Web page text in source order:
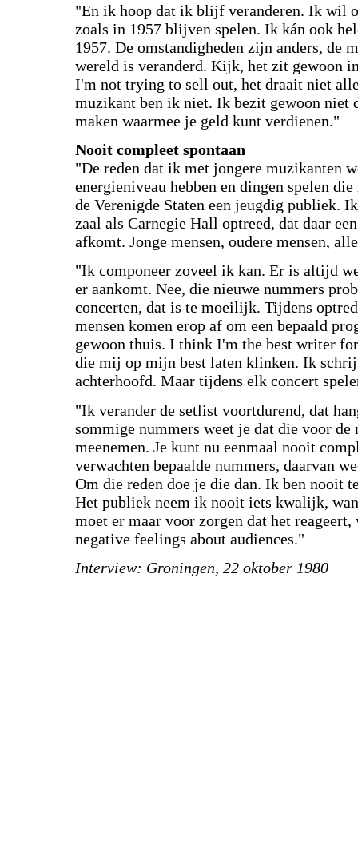
"En ik hoop dat ik blijf veranderen. Ik wil
zoals in 1957 blijven spelen. Ik kán ook
1957. De omstandigheden zijn anders, de
wereld is veranderd. Kijk, het zit gewoon
I'm not trying to sell out, het draait niet
muzikant ben ik niet. Ik bezit gewoon niet
maken waarmee je geld kunt verdienen."
Nooit compleet spontaan
"De reden dat ik met jongere muzikanten
energieniveau hebben en dingen spelen
de Verenigde Staten een jeugdig publiek.
zaal als Carnegie Hall optreed, dat daar
afkomt. Jonge mensen, oudere mensen,
"Ik componeer zoveel ik kan. Er is altijd
er aankomt. Nee, die nieuwe nummers
concerten, dat is te moeilijk. Tijdens
mensen komen erop af om een bepaald
gewoon thuis. I think I'm the best writer
die mij op mijn best laten klinken. Ik
achterhoofd. Maar tijdens elk concert
"Ik verander de setlist voortdurend, dat
sommige nummers weet je dat die voor de
meenemen. Je kunt nu eenmaal nooit
verwachten bepaalde nummers, daarvan
Om die reden doe je die dan. Ik ben nooit
Het publiek neem ik nooit iets kwalijk,
moet er maar voor zorgen dat het
negative feelings about audiences."
Interview: Groningen, 22 oktober 1980